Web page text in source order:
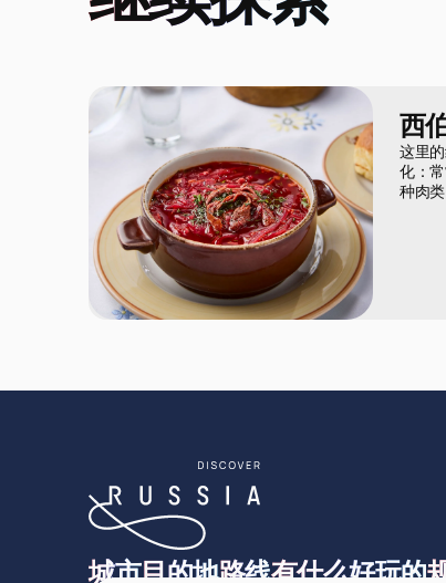
西
这里
化：
种肉类
城市目的地路线有什么好玩的